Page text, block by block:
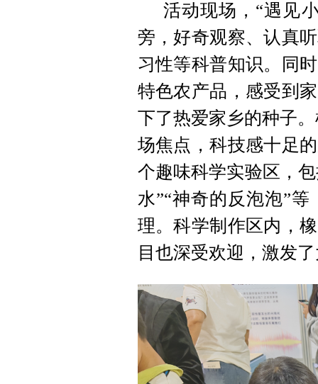
活动现场，“遇见
旁，好奇观察、认真
习性等科普知识。同
特色农产品，感受到
下了热爱家乡的种子
场焦点，科技感十足
个趣味科学实验区，
水”“神奇的反泡泡”
理。科学制作区内，
目也深受欢迎，激发